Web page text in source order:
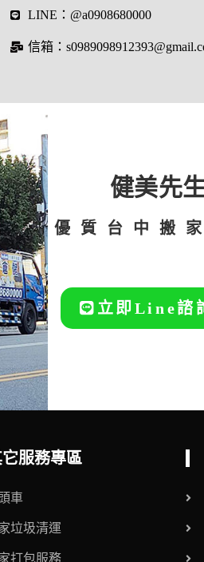
LINE：@a0908680000
信箱：
健美先
優質台中搬
立即Line諮
服務專區
車
垃圾清運
打包服務